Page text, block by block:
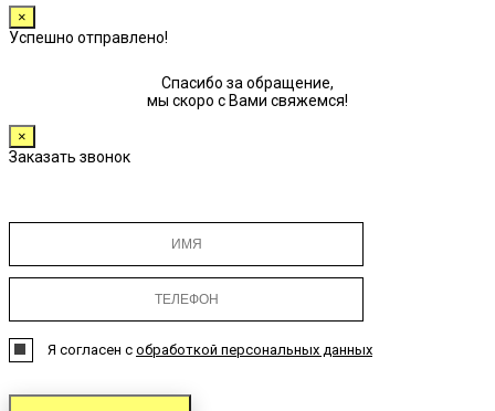
×
Успешно отправлено!
Спасибо за обращение,
мы скоро с Вами свяжемся!
×
Заказать звонок
Я согласен с обработкой персональных данных